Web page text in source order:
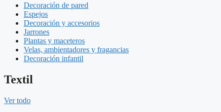
Decoración de pared
Espejos
Decoración y accesorios
Jarrones
Plantas y maceteros
Velas, ambientadores y fragancias
Decoración infantil
Textil
Ver todo